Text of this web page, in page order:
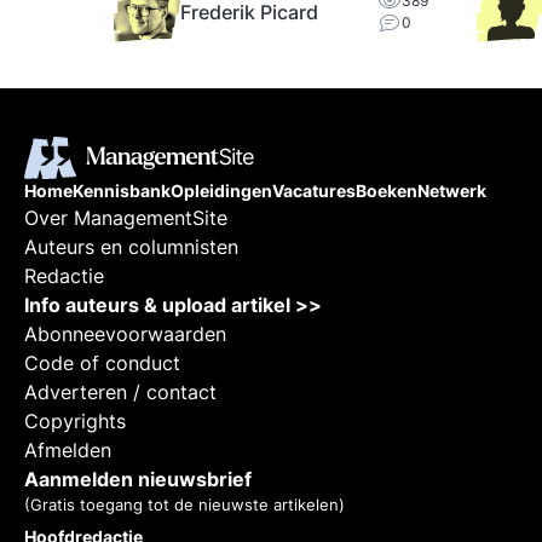
Frederik Picard
0
HomeKennisbankOpleidingenVacaturesBoekenNetwerk
Over ManagementSite
Auteurs en columnisten
Redactie
Info auteurs & upload artikel >>
Abonneevoorwaarden
Code of conduct
Adverteren / contact
Copyrights
Afmelden
Aanmelden nieuwsbrief
(Gratis toegang tot de nieuwste artikelen)
Hoofdredactie